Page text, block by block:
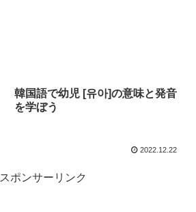
韓国語で幼児 [유아]の意味と発音
を学ぼう
2022.12.22
スポンサーリンク